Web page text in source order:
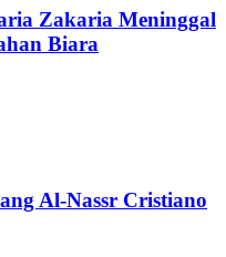
Zakaria Meninggal
Biara
Al-Nassr Cristiano